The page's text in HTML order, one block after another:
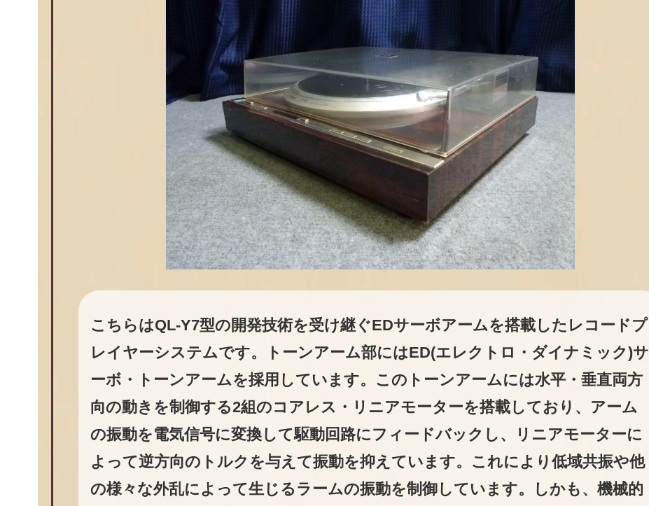
こちらはQL-Y7型の開発技術を受け継ぐEDサーボアームを搭載したレコードプ
レイヤーシステムです。トーンアーム部にはED(エレクトロ・ダイナミック)サ
ーボ・トーンアームを採用しています。このトーンアームには水平・垂直両方
向の動きを制御する2組のコアレス・リニアモーターを搭載しており、アーム
の振動を電気信号に変換して駆動回路にフィードバックし、リニアモーターに
よって逆方向のトルクを与えて振動を抑えています。これにより低域共振や他
の様々な外乱によって生じるラームの振動を制御しています。しかも、機械的